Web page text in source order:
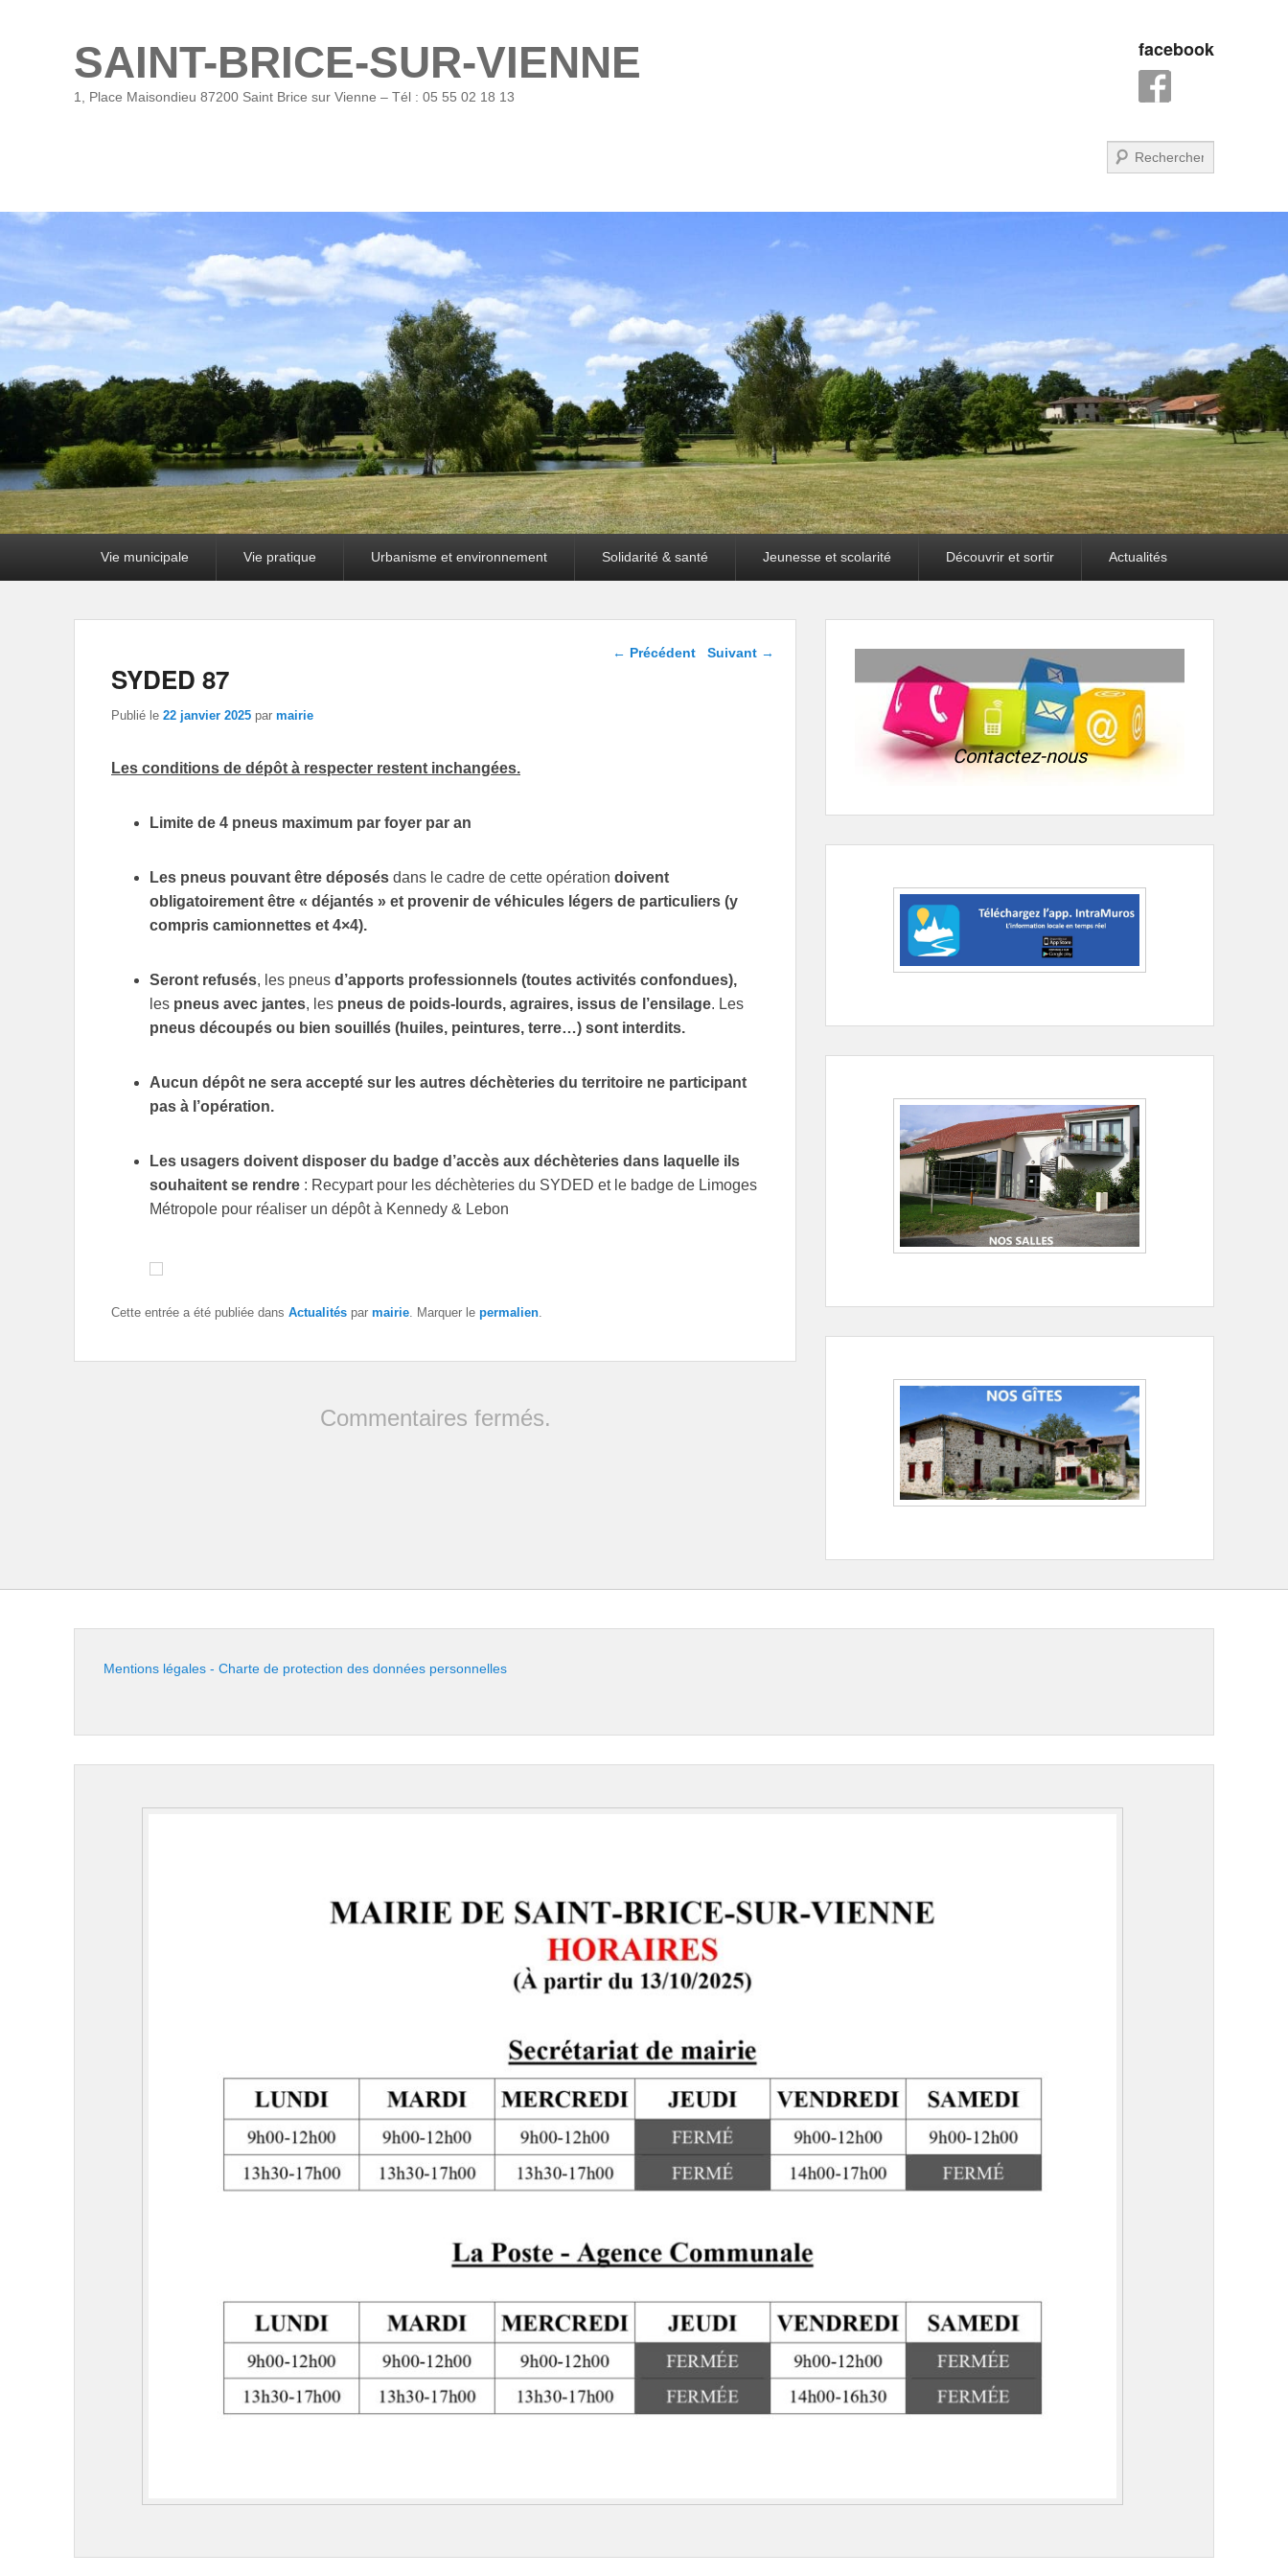
SAINT-BRICE-SUR-VIENNE
1, Place Maisondieu 87200 Saint Brice sur Vienne – Tél : 05 55 02 18 13
facebook
Recherche
Vie municipale Vie pratique Urbanisme et environnement Solidarité & santé Jeunesse et scolarité Découvrir et sortir Actualités
Navigation dans les
← Précédent Suivant →
SYDED 87
Publié le 22 janvier 2025 par mairie
Les conditions de dépôt à respecter restent inchangées.
Limite de 4 pneus maximum par foyer par an
Les pneus pouvant être déposés dans le cadre de cette opération doivent
obligatoirement être « déjantés » et provenir de véhicules légers de particuliers (y
compris camionnettes et 4×4).
Seront refusés, les pneus d’apports professionnels (toutes activités confondues),
les pneus avec jantes, les pneus de poids-lourds, agraires, issus de l’ensilage. Les
pneus découpés ou bien souillés (huiles, peintures, terre…) sont interdits.
Aucun dépôt ne sera accepté sur les autres déchèteries du territoire ne participant
pas à l’opération.
Les usagers doivent disposer du badge d’accès aux déchèteries dans laquelle ils
souhaitent se rendre : Recypart pour les déchèteries du SYDED et le badge de Limoges
Métropole pour réaliser un dépôt à Kennedy & Lebon
Cette entrée a été publiée dans Actualités par mairie . Marquer le permalien
Commentaires fermés.
Contactez-nous
Mentions légales - Charte de protection des données personnelles